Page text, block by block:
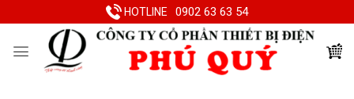
to
HOTLINE 0902 63 63 54